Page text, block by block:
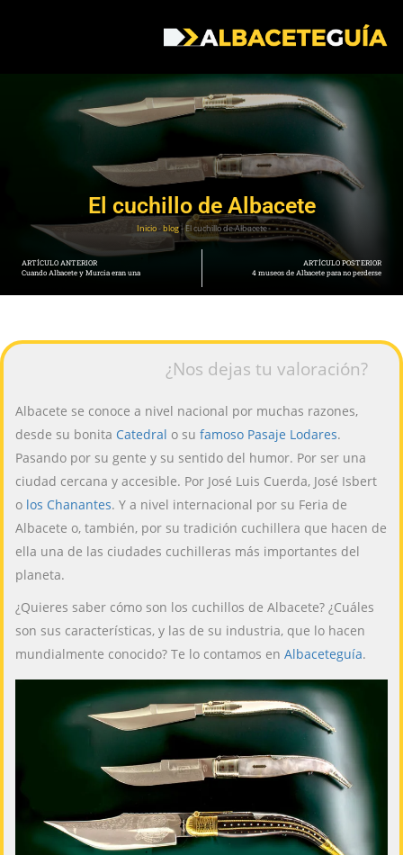
El cuchillo de Albacete
Inicio-blog-El cuchillo de Albacete
ARTÍCULO ANTERIOR
Cuando Albacete y Murcia eran una
ARTÍCULO POSTERIOR
4 museos de Albacete para no perderse
¿Nos dejas tu valoración?
Albacete se conoce a nivel nacional por muchas razones,
desde su bonita Catedral o sufamoso Pasaje Lodares.
Pasando por su gente y su sentido del humor. Por ser una
ciudad cercana y accesible. Por José Luis Cuerda, José Isbert
o los Chanantes. Y a nivel internacional por su Feria de
Albacete o, también, por su tradición cuchillera que hacen de
ella una de las ciudades cuchilleras más importantes del
planeta.
¿Quieres saber cómo son los cuchillos de Albacete? ¿Cuáles
son sus características, y las de su industria, que lo hacen
mundialmente conocido? Te lo contamos enAlbaceteguía.